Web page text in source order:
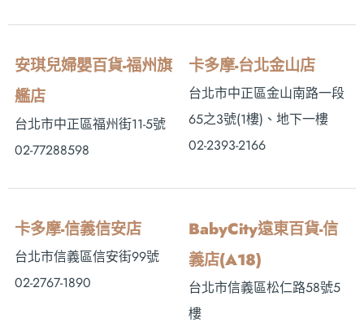
安琪兒婦嬰百貨-福州旗
艦店
台北市中正區福州街11-5號
02-77288598
卡多摩-台北金山店
台北市中正區金山南路一段
65之3號(1樓)、地下一樓
02-2393-2166
卡多摩-信義信安店
台北市信義區信安街99號
02-2767-1890
BabyCity遠東百貨-信
義店(A18)
台北市信義區松仁路58號5
樓